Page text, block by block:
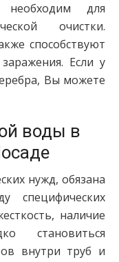
необходим для
очистки.
способствуют
Если у
Вы можете
воды в
нужд, обязана
специфических
наличие
становиться
внутри труб и